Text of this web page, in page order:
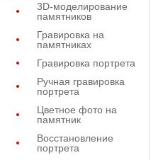
3D-моделирование
памятников
Гравировка на
памятниках
Гравировка портрета
Ручная гравировка
портрета
Цветное фото на
памятник
Восстановление
портрета